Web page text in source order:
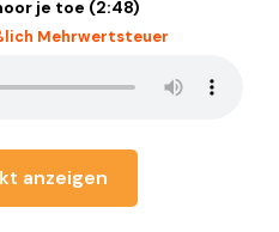
je toe (2:48)
Mehrwertsteuer
anzeigen